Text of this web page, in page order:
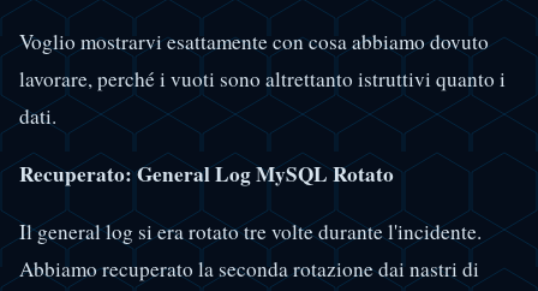
Voglio mostrarvi esattamente con cosa abbiamo dovuto
lavorare, perché i vuoti sono altrettanto istruttivi quanto i
dati.
Recuperato: General Log MySQL Rotato
Il general log si era rotato tre volte durante l'incidente.
Abbiamo recuperato la seconda rotazione dai nastri di